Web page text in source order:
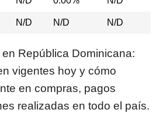
N/D N/D N/D
República Dominicana:
vigentes hoy y cómo
en compras, pagos
realizadas en todo el país.